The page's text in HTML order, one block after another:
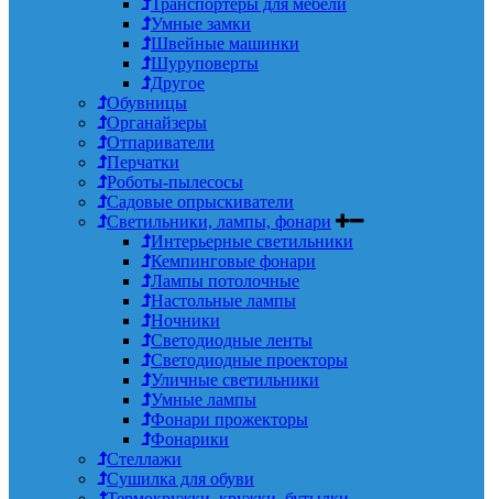
Умные замки
Швейные машинки
Шуруповерты
Другое
Обувницы
Органайзеры
Отпариватели
Перчатки
Роботы-пылесосы
Садовые опрыскиватели
Светильники, лампы, фонари
Интерьерные светильники
Кемпинговые фонари
Лампы потолочные
Настольные лампы
Ночники
Светодиодные ленты
Светодиодные проекторы
Уличные светильники
Умные лампы
Фонари прожекторы
Фонарики
Стеллажи
Сушилка для обуви